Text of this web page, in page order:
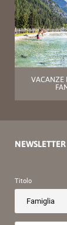
VACANZE